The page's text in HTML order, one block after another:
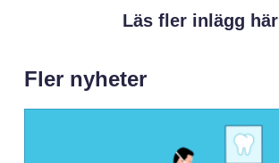
Läs fler inlägg här
Fler nyheter